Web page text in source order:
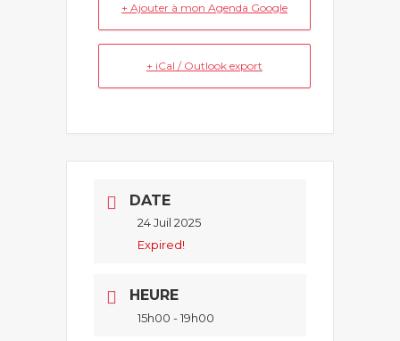
+ Ajouter à mon Agenda Google
+ iCal / Outlook export
DATE
24 Juil 2025
Expired!
HEURE
15h00 - 19h00